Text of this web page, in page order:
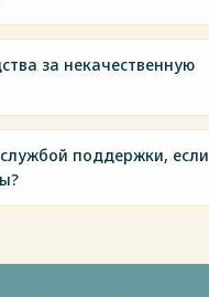
за некачественную
службой поддержки, если